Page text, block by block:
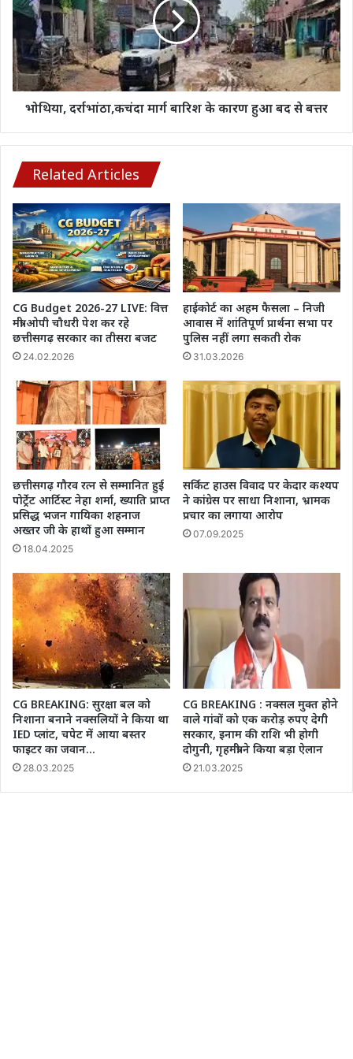
बारिश
कारण
हुआ
बद
से
बत्तरभोथिया, दर्राभांठा,कचंदा मार्ग बारिश के कारण हुआ बद से बत्तर
Related Articles
CG Budget 2026-27 LIVE: वित्त
मंत्री ओपी चौधरी पेश कर रहे
छत्तीसगढ़ सरकार का तीसरा बजट
24.02.2026
हाईकोर्ट का अहम फैसला – निजी
आवास में शांतिपूर्ण प्रार्थना सभा पर
पुलिस नहीं लगा सकती रोक
31.03.2026
छत्तीसगढ़ गौरव रत्न से सम्मानित हुई
पोर्ट्रेट आर्टिस्ट नेहा शर्मा, ख्याति प्राप्त
प्रसिद्ध भजन गायिका शहनाज
अख्तर जी के हाथों हुआ सम्मान
18.04.2025
सर्किट हाउस विवाद पर केदार कश्यप
ने कांग्रेस पर साधा निशाना, भ्रामक
प्रचार का लगाया आरोप
07.09.2025
CG BREAKING: सुरक्षा बल को
निशाना बनाने नक्सलियों ने किया था
IED प्लांट, चपेट में आया बस्तर
फाइटर का जवान…
28.03.2025
CG BREAKING : नक्सल मुक्त होने
वाले गांवों को एक करोड़ रुपए देगी
सरकार, इनाम की राशि भी होगी
दोगुनी, गृहमंत्री ने किया बड़ा ऐलान
21.03.2025